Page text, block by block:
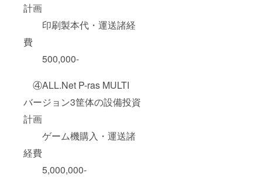
計画
印刷製本代・運送諸経
費
500,000-
④ALL.Net P-ras MULTI
バージョン3筐体の設備投資
計画
ゲーム機購入・運送諸
経費
5,000,000-